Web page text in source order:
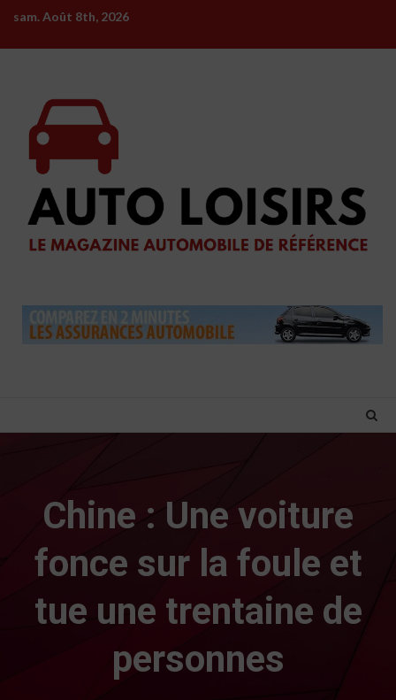
content
sam. Août 8th, 2026
Chine : Une voiture
fonce sur la foule et
tue une trentaine de
personnes